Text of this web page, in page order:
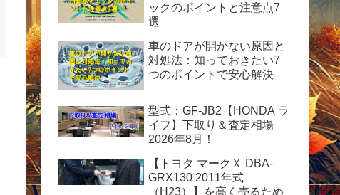
ックのポイントと注意点7
選
車のドアが開かない原因と
対処法：知っておきたい7
つのポイントで安心解決
型式：GF-JB2【HONDA ラ
イフ】下取り＆査定相場
2026年8月！
【トヨタ マークＸ DBA-
GRX130 2011年式
（H23）】を高く売るため